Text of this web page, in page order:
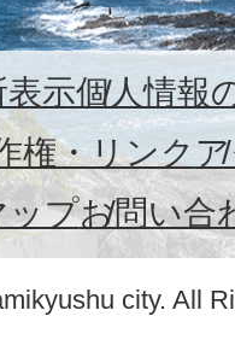
示個人情報
権・リンク
ップお問い合
city. All